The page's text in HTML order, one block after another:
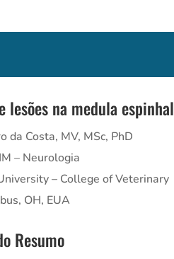
lesões na medula espinhal
da Costa, MV, MSc, PhD
– Neurologia
– College of Veterinary
OH, EUA
Resumo